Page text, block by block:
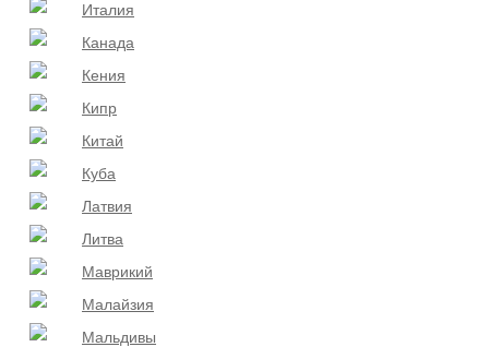
Италия
Канада
Кения
Кипр
Китай
Куба
Латвия
Литва
Маврикий
Малайзия
Мальдивы